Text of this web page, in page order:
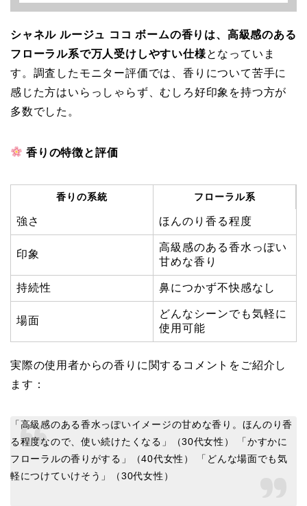
シャネル ルージュ ココ ボームの香りは、高級感のある
フローラル系で万人受けしやすい仕様となっていま
す。調査したモニター評価では、香りについて苦手に
感じた方はいらっしゃらず、むしろ好印象を持つ方が
多数でした。
香りの特徴と評価
香りの系統 フローラル系
強さ ほんのり香る程度
印象
高級感のある香水っぽい
甘めな香り
持続性 鼻につかず不快感なし
場面
どんなシーンでも気軽に
使用可能
実際の使用者からの香りに関するコメントをご紹介し
ます：
「高級感のある香水っぽいイメージの甘めな香り。ほんのり香
る程度なので、使い続けたくなる」（30代女性） 「かすかに
フローラルの香りがする」（40代女性） 「どんな場面でも気
軽につけていけそう」（30代女性）